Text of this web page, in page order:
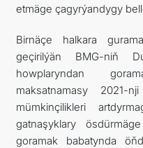
etmäge çagyrýandygy
Birnäçe halkara
geçirilýän BMG-niň
howplaryndan
maksatnamasy
mümkinçilikleri
gatnaşyklary
goramak babatynda